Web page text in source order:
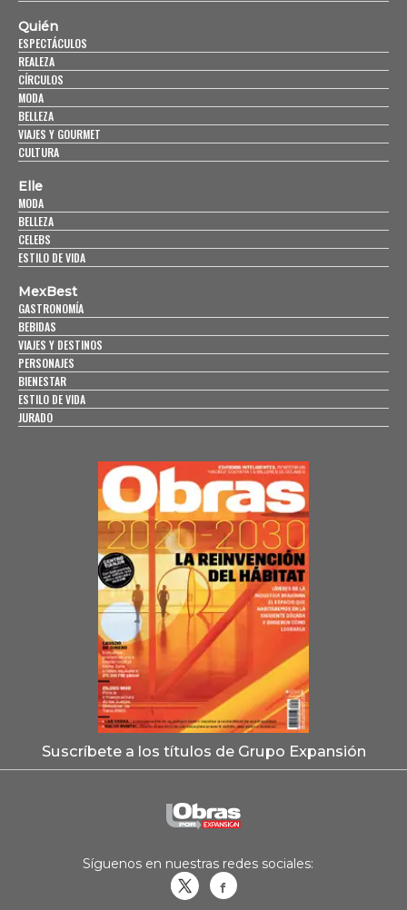
Quién
ESPECTÁCULOS
REALEZA
CÍRCULOS
MODA
BELLEZA
VIAJES Y GOURMET
CULTURA
Elle
MODA
BELLEZA
CELEBS
ESTILO DE VIDA
MexBest
GASTRONOMÍA
BEBIDAS
VIAJES Y DESTINOS
PERSONAJES
BIENESTAR
ESTILO DE VIDA
JURADO
Suscríbete a los títulos de Grupo Expansión
Síguenos en nuestras redes sociales: